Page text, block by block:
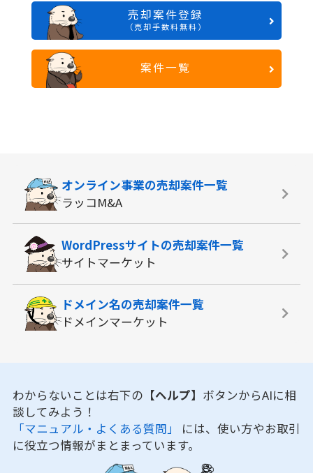
売却案件登録
（売却手数料無料）
案件一覧
オンライン事業の売却案件一覧
ラッコM&A
WordPressサイトの売却案件一覧
サイトマーケット
ドメイン名の売却案件一覧
ドメインマーケット
わからないことは右下の 【ヘルプ】 ボタンからAIに相
談してみよう！
「マニュアル・よくある質問」 には、使い方やお取引
に役立つ情報がまとまっています。